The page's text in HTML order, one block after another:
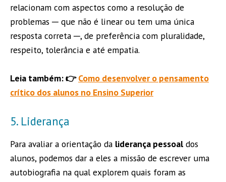
relacionam com aspectos como a resolução de
problemas ─ que não é linear ou tem uma única
resposta correta ─, de preferência com pluralidade,
respeito, tolerância e até empatia.
Leia também: 👉Como desenvolver o pensamento
crítico dos alunos no Ensino Superior
5. Liderança
Para avaliar a orientação da liderança pessoal dos
alunos, podemos dar a eles a missão de escrever uma
autobiografia na qual explorem quais foram as